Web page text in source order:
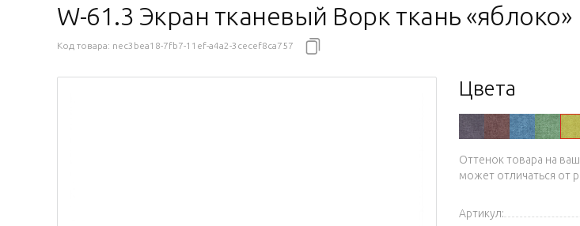
W-61.3 Экран тканевый Ворк ткань «яблоко»
Код товара: nec3bea18-7fb7-11ef-a4a2-3cecef8ca757
Цвета
Оттенок товара на
может отличаться от
Артикул: